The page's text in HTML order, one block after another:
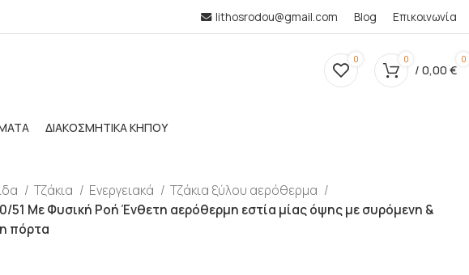
lithosrodou@gmail.com Blog Επικοινωνία
0 0 0
/ 0,00 €
ΔΙΑΚΟΣΜΗΤΙΚΑ ΚΗΠΟΥ
Τζάκια Ενεργειακά
Τζάκια ξύλου αερόθερμα
51 Με Φυσική Ροή Ένθετη αερόθερμη εστία μίας όψης με συρόμενη &
πόρτα